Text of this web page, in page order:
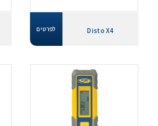
Disto X4 לפרטים